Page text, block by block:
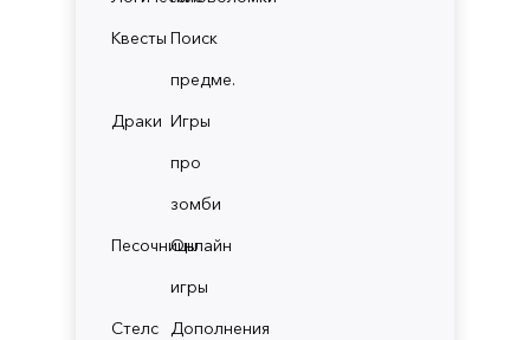
Квесты Поиск
предме.
Драки Игры
про
зомби
ПесочницыОнлайн
игры
Стелс
Дополнения